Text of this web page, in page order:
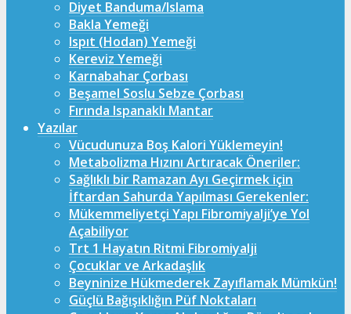
Diyet Banduma/Islama
Bakla Yemeği
Ispıt (Hodan) Yemeği
Kereviz Yemeği
Karnabahar Çorbası
Beşamel Soslu Sebze Çorbası
Fırında Ispanaklı Mantar
Yazılar
Vücudunuza Boş Kalori Yüklemeyin!
Metabolizma Hızını Artıracak Öneriler:
Sağlıklı bir Ramazan Ayı Geçirmek için
İftardan Sahurda Yapılması Gerekenler:
Mükemmeliyetçi Yapı Fibromiyalji’ye Yol
Açabiliyor
Trt 1 Hayatın Ritmi Fibromiyalji
Çocuklar ve Arkadaşlık
Beyninize Hükmederek Zayıflamak Mümkün!
Güçlü Bağışıklığın Püf Noktaları